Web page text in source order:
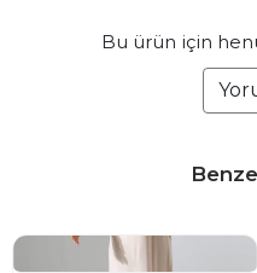
Bu ürün için